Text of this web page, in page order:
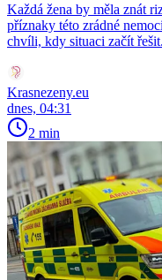
Každá žena by měla znát
příznaky této zrádné
chvíli, kdy situaci začít
Krasnezeny.eu
dnes, 04:31
2 min